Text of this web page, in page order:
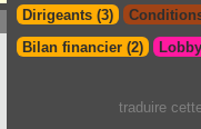
Dirigeants (3)
Bilan financier (2)
traduire